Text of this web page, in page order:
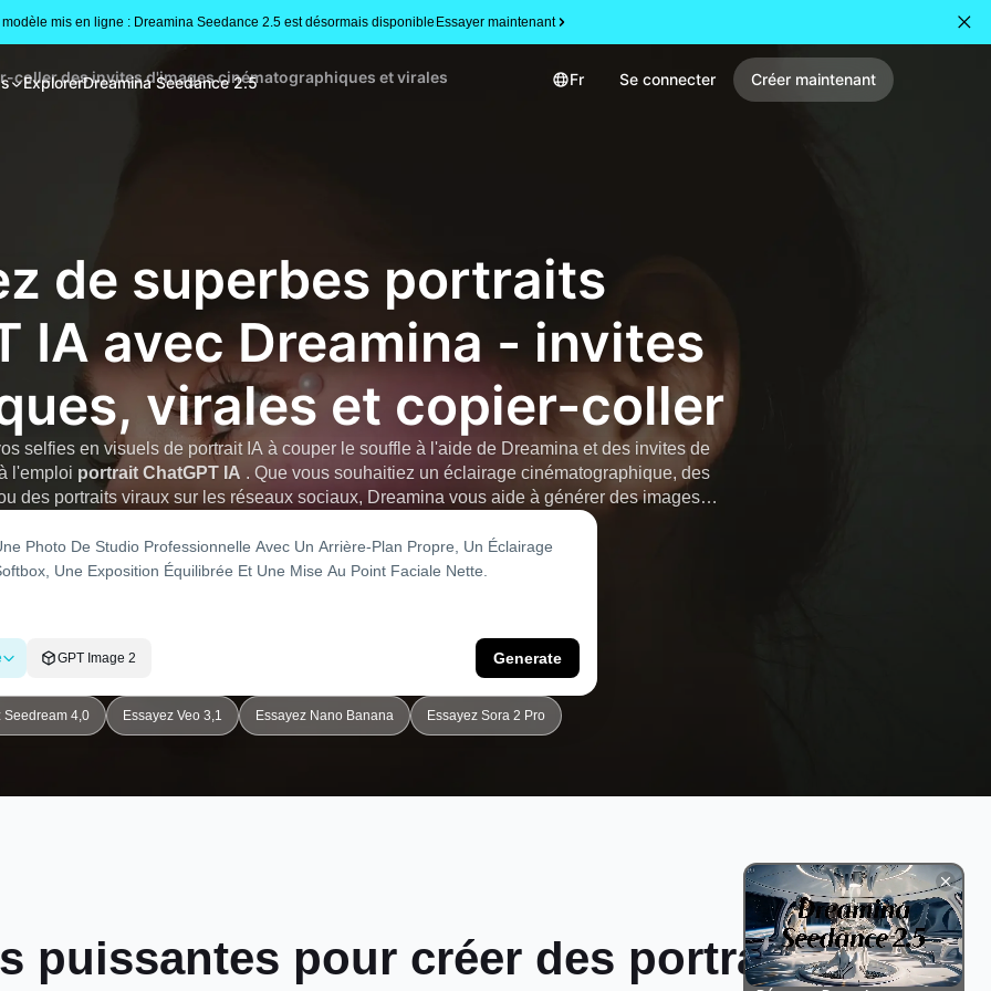
mis en ligne : Dreamina Seedance 2.5 est désormais disponible Essayer maintenant
ExplorerDreamina Seedance 2.5 Fr Se connecter Créer maintenant
coller des invites d'images cinématographiques et virales
de superbes portraits
IA avec Dreamina - invites
virales et copier-coller
selfies en visuels de portrait IA à couper le souffle à l'aide de Dreamina et des invites de
l'emploi portrait ChatGPT IA . Que vous souhaitiez un éclairage cinématographique, des
des portraits viraux sur les réseaux sociaux, Dreamina vous aide à générer des images
secondes. Aucune compétence d'édition requise - il suffit de copier une invite, de la coller
portraits au niveau du studio pour Instagram, TikTok ou une image de marque personnelle.
GPT Image 2 Generate
Seedream 4,0 Essayez Veo 3,1 Essayez Nano Banana Essayez Sora 2 Pro
puissantes pour créer des portraits